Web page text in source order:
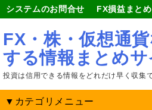
システムのお問合せ FX損益まとめ
FX・株・仮想通
する情報まとめサ
投資は信用できる情報をどれだけ早く収集
▼カテゴリメニュー